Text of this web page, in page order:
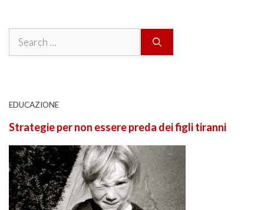
Search
EDUCAZIONE
Strategie per non essere preda dei figli tiranni